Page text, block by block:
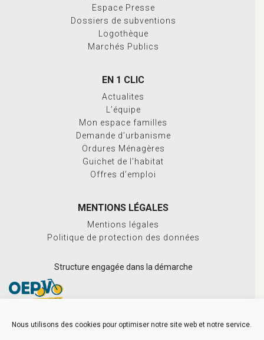
Nous utilisons des cookies pour optimiser notre site web et notre service.
Espace Presse
Dossiers de subventions
Logothèque
Marchés Publics
EN 1 CLIC
Actualites
L’équipe
Mon espace familles
Demande d’urbanisme
Ordures Ménagères
Guichet de l’habitat
Offres d’emploi
MENTIONS LÉGALES
Mentions légales
Politique de protection des données
Structure engagée dans la démarche